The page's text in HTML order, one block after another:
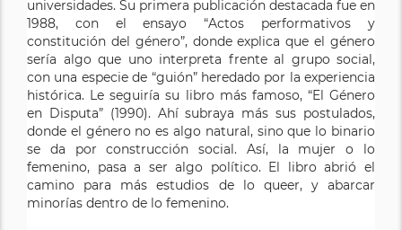
universidades. Su primera publicación destacada fue en
1988, con el ensayo “Actos performativos y
constitución del género”, donde explica que el género
sería algo que uno interpreta frente al grupo social,
con una especie de “guión” heredado por la experiencia
histórica. Le seguiría su libro más famoso, “El Género
en Disputa” (1990). Ahí subraya más sus postulados,
donde el género no es algo natural, sino que lo binario
se da por construcción social. Así, la mujer o lo
femenino, pasa a ser algo político. El libro abrió el
camino para más estudios de lo queer, y abarcar
minorías dentro de lo femenino.